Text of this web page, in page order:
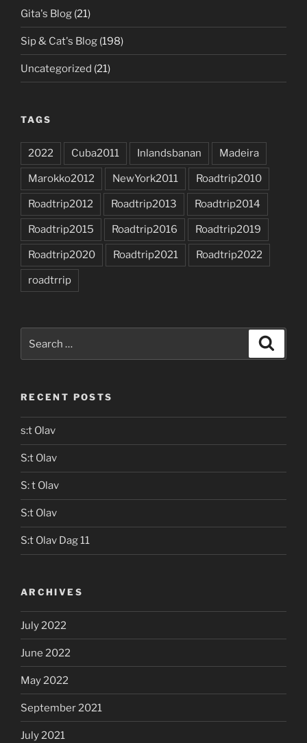
Gita's Blog (21)
Sip & Cat's Blog (198)
Uncategorized (21)
TAGS
2022 Cuba2011 Inlandsbanan Madeira
Marokko2012 NewYork2011 Roadtrip2010
Roadtrip2012 Roadtrip2013 Roadtrip2014
Roadtrip2015 Roadtrip2016 Roadtrip2019
Roadtrip2020 Roadtrip2021 Roadtrip2022
roadtrrip
for:
RECENT POSTS
s:t Olav
S:t Olav
S: t Olav
S:t Olav
S:t Olav Dag 11
ARCHIVES
July 2022
June 2022
May 2022
September 2021
July 2021